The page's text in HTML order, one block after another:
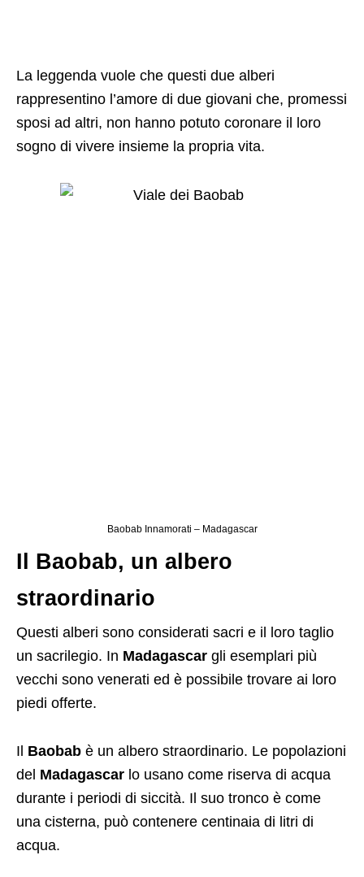
La leggenda vuole che questi due alberi
rappresentino l’amore di due giovani che, promessi
sposi ad altri, non hanno potuto coronare il loro
sogno di vivere insieme la propria vita.
Baobab Innamorati – Madagascar
Il Baobab, un albero
straordinario
Questi alberi sono considerati sacri e il loro taglio
un sacrilegio. In Madagascar gli esemplari più
vecchi sono venerati ed è possibile trovare ai loro
piedi offerte.
Il Baobab è un albero straordinario. Le popolazioni
del Madagascar lo usano come riserva di acqua
durante i periodi di siccità. Il suo tronco è come
una cisterna, può contenere centinaia di litri di
acqua.